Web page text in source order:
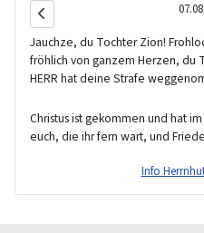
Jauchze, du Tochter Zion!
fröhlich von ganzem Herzen, du
HERR hat deine Strafe
Christus ist gekommen und hat
euch, die ihr fern wart, und
Info